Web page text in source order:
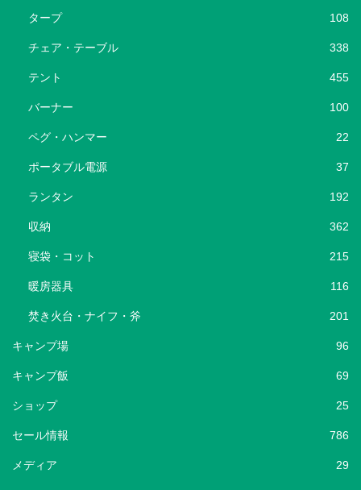
タープ 108
チェア・テーブル 338
テント 455
バーナー 100
ペグ・ハンマー 22
ポータブル電源 37
ランタン 192
収納 362
寝袋・コット 215
暖房器具 116
焚き火台・ナイフ・斧 201
キャンプ場 96
キャンプ飯 69
ショップ 25
セール情報 786
メディア 29